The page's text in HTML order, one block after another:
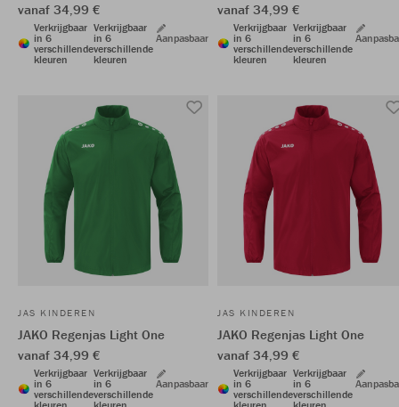
vanaf 34,99 €
Verkrijgbaar
in 6
verschillende
kleuren
Verkrijgbaar
in 6
verschillende
kleuren
Aanpasbaar
vanaf 34,99 €
Verkrijgbaar
in 6
verschillende
kleuren
Verkrijgbaar
in 6
verschillende
kleuren
JAS KINDEREN
JAKO Regenjas Light One
vanaf 34,99 €
Verkrijgbaar
in 6
verschillende
Verkrijgbaar
in 6
verschillende
Aanpasbaar
JAS KINDEREN
JAKO Regenjas Light One
vanaf 34,99 €
Verkrijgbaar
in 6
verschillende
Verkrijgbaar
in 6
verschillende